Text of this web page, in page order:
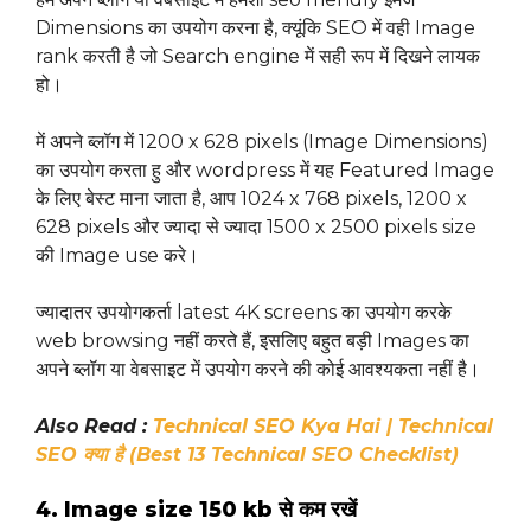
Dimensions का उपयोग करना है, क्यूंकि SEO में वही Image
rank करती है जो Search engine में सही रूप में दिखने लायक
हो।
में अपने ब्लॉग में 1200 x 628 pixels (Image Dimensions)
का उपयोग करता हु और wordpress में यह Featured Image
के लिए बेस्ट माना जाता है, आप 1024 x 768 pixels, 1200 x
628 pixels और ज्यादा से ज्यादा 1500 x 2500 pixels size
की Image use करे।
ज्यादातर उपयोगकर्ता latest 4K screens का उपयोग करके
web browsing नहीं करते हैं, इसलिए बहुत बड़ी Images का
अपने ब्लॉग या वेबसाइट में उपयोग करने की कोई आवश्यकता नहीं है।
Also Read : Technical SEO Kya Hai | Technical
SEO क्या है (Best 13 Technical SEO Checklist)
4. Image size 150 kb से कम रखें